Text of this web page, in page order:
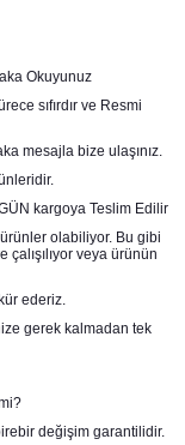
Okuyunuz
sıfırdır ve Resmi
mesajla bize ulaşınız.
kargoya Teslim Edilir
olabiliyor. Bu gibi
veya ürünün
ederiz.
gerek kalmadan tek
değişim garantilidir.